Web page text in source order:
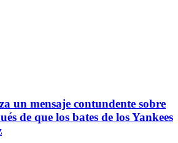
un mensaje contundente sobre
de que los bates de los Yankees